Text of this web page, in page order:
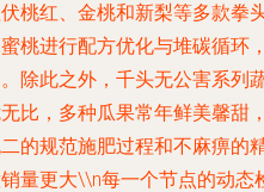
桃红、金桃和新梨等多款拳
桃进行配方优化与堆碳循环
除此之外，千头无公害系列
比，多种瓜果常年鲜美馨甜
的规范施肥过程和不麻痹的
量更大\\n每一个节点的动态